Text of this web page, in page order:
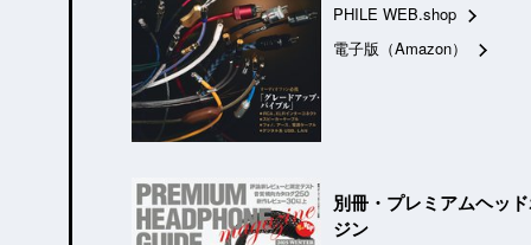
PHILE WEB.shop
電子版（Amazon）
別冊・プレミアムヘッ
ジン